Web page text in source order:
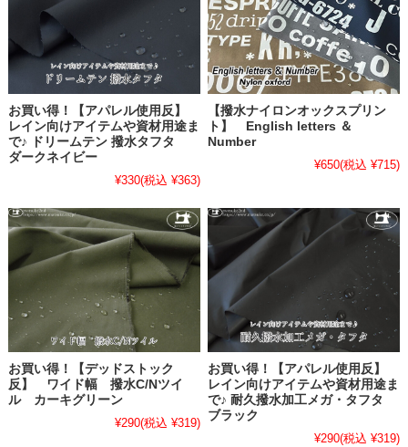
お買い得！【アパレル使用反】
レイン向けアイテムや資材用途ま
で♪ ドリームテン 撥水タフタ
ダークネイビー
¥330(税込 ¥363)
【撥水ナイロンオックスプリン
ト】 English letters ＆
Number
¥650(税込 ¥715)
お買い得！【デッドストック
反】 ワイド幅 撥水C/Nツイ
ル カーキグリーン
¥290(税込 ¥319)
お買い得！【アパレル使用反】
レイン向けアイテムや資材用途ま
で♪ 耐久撥水加工メガ・タフタ
ブラック
¥290(税込 ¥319)